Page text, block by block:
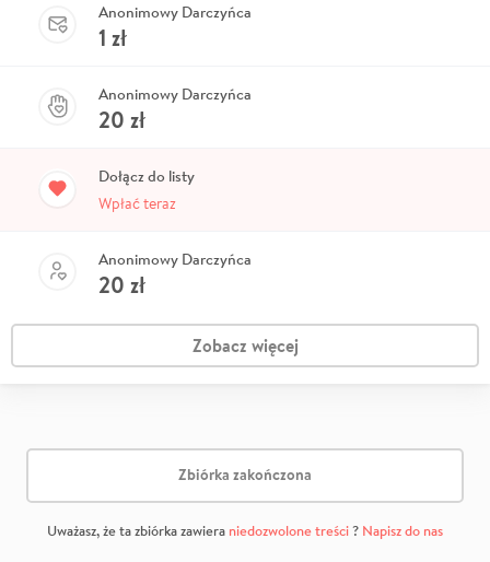
Anonimowy Darczyńca
1 zł
Anonimowy Darczyńca
20 zł
Dołącz do listy
Wpłać teraz
Anonimowy Darczyńca
20 zł
Zobacz więcej
Zbiórka zakończona
Uważasz, że ta zbiórka zawiera niedozwolone treści? Napisz do nas